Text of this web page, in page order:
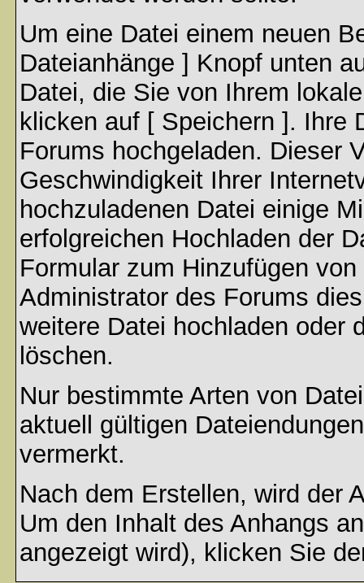
Um eine Datei einem neuen
Dateianhänge ] Knopf unten
Datei, die Sie von Ihrem
klicken auf [ Speichern ]. Ihre
Forums hochgeladen. Dieser
Geschwindigkeit Ihrer
hochzuladenen Datei einige
erfolgreichen Hochladen der
Formular zum Hinzufügen
Administrator des Forums
weitere Datei hochladen oder
löschen.
Nur bestimmte Arten von
aktuell gültigen
vermerkt.
Nach dem Erstellen, wird der
Um den Inhalt des Anhangs
angezeigt wird), klicken Sie